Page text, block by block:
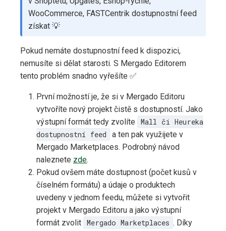
WooCommerce, FASTCentrik dostupnostní feed
získat 💡
Pokud nemáte dostupnostní feed k dispozici,
nemusíte si dělat starosti. S Mergado Editorem
tento problém snadno vyřešíte ✅
První možností je, že si v Mergado Editoru
vytvoříte nový projekt čistě s dostupností. Jako
výstupní formát tedy zvolíte
Mall či Heureka
dostupnostní feed
a ten pak využijete v
Mergado Marketplaces. Podrobný návod
naleznete zde.
Pokud ovšem máte dostupnost (počet kusů v
číselném formátu) a údaje o produktech
uvedeny v jednom feedu, můžete si vytvořit
projekt v Mergado Editoru a jako výstupní
formát zvolit Mergado Marketplaces . Díky